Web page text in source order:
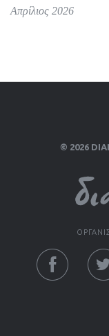
Απρίλιος 2026
© 2026